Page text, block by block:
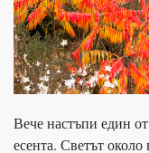
Вече настъпи един
есента. Светът